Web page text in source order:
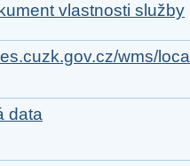
vlastnosti služby
wms/
data